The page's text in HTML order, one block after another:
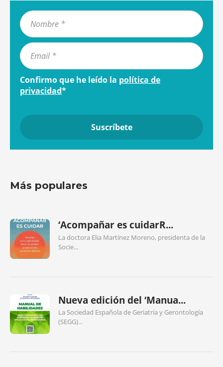
Confirmo que he leído la política de
privacidad*
Más populares
‘Acompañar es cuidarR...
La doctora Elia Martínez Moreno, presidenta de la
Socie...
Nueva edición del ‘Manua...
La Sociedad Española de Geriatría y Gerontología
(SEGG)...